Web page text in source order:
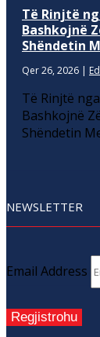
Të Rinjtë
Bashkojnë
Shëndetin
Qer 26, 2026 |
Të Rinjtë
Bashkojnë
Shëndetin
NEWSLETTER
Email Address
Regjistrohu